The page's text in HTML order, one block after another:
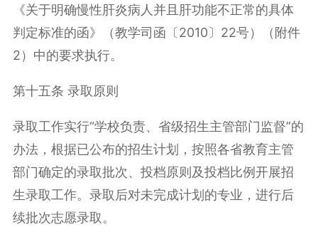
《关于明确慢性肝炎病人并且肝功能不正常的具体
判定标准的函》（教学司函〔2010〕 22号）（附件
2）中的要求执行。
第十五条 录取原则
录取工作实行“学校负责、省级招生主管部门监督”的
办法，根据已公布的招生计划，按照各省教育主管
部门确定的录取批次、投档原则及投档比例开展招
生录取工作。录取后对未完成计划的专业，进行后
续批次志愿录取。